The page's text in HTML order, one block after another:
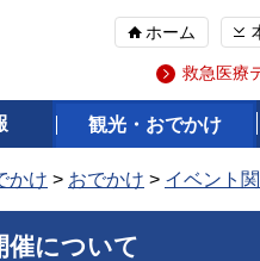
ホーム
救急医療
観光・おでかけ
かけ > おでかけ > イベント
催について